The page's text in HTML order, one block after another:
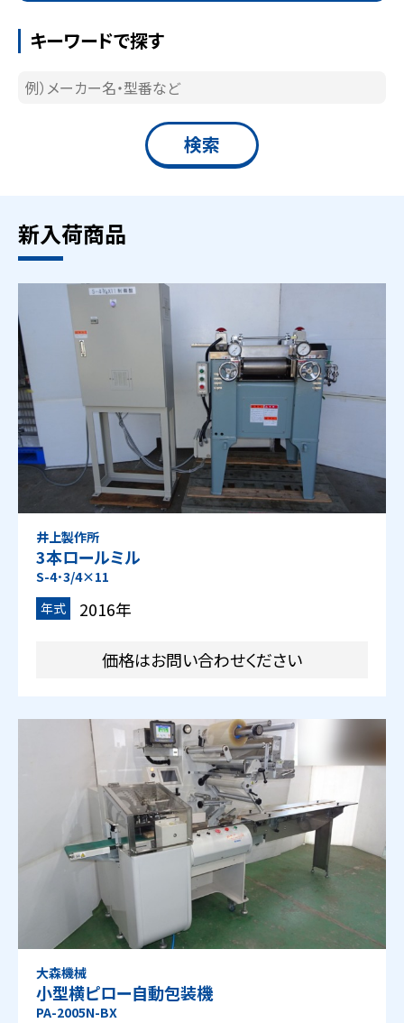
キーワードで探す
新入荷商品
井上製作所
3本ロールミル
S-4･3/4×11
年式
2016年
価格はお問い合わせください
大森機械
小型横ピロー自動包装機
PA-2005N-BX